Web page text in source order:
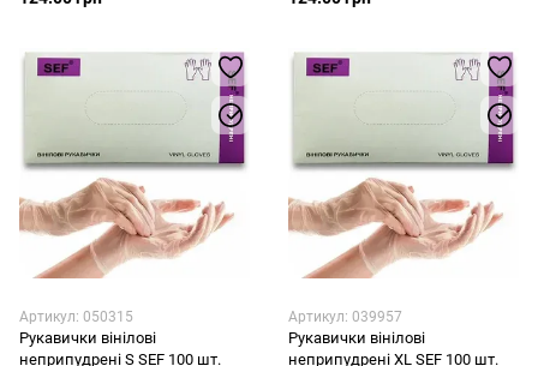
Артикул: 050315
Рукавички вінілові
неприпудрені S SEF 100 шт.
Артикул: 039957
Рукавички вінілові
неприпудрені ХL SEF 100 шт.